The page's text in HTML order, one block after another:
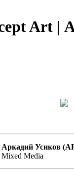
Art |
Усиков
Mixed Media